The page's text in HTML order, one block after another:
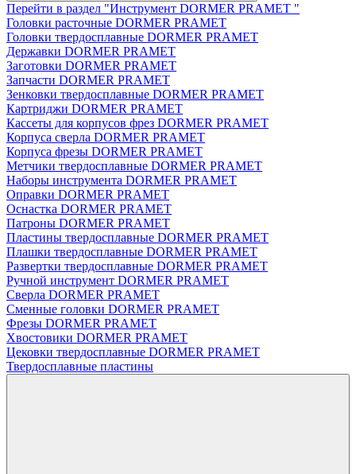
Перейти в раздел "Инструмент DORMER PRAMET "
Головки расточные DORMER PRAMET
Головки твердосплавные DORMER PRAMET
Державки DORMER PRAMET
Заготовки DORMER PRAMET
Запчасти DORMER PRAMET
Зенковки твердосплавные DORMER PRAMET
Картриджи DORMER PRAMET
Кассеты для корпусов фрез DORMER PRAMET
Корпуса сверла DORMER PRAMET
Корпуса фрезы DORMER PRAMET
Метчики твердосплавные DORMER PRAMET
Наборы инструмента DORMER PRAMET
Оправки DORMER PRAMET
Оснастка DORMER PRAMET
Патроны DORMER PRAMET
Пластины твердосплавные DORMER PRAMET
Плашки твердосплавные DORMER PRAMET
Развертки твердосплавные DORMER PRAMET
Ручной инструмент DORMER PRAMET
Сверла DORMER PRAMET
Сменные головки DORMER PRAMET
Фрезы DORMER PRAMET
Хвостовики DORMER PRAMET
Цековки твердосплавные DORMER PRAMET
Твердосплавные пластины